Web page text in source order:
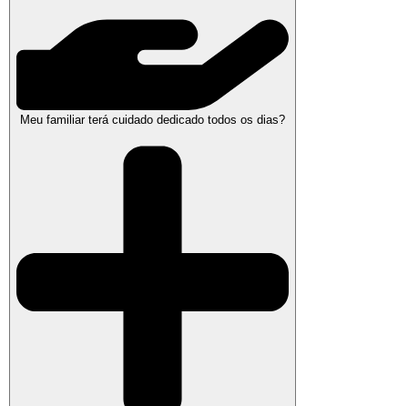
Meu familiar terá cuidado dedicado todos os dias?